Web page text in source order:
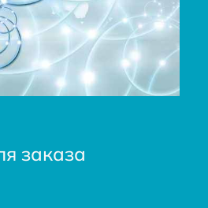
заказа